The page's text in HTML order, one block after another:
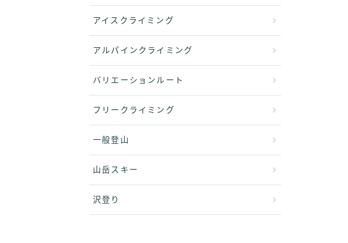
アイスクライミング
アルパインクライミング
バリエーションルート
フリークライミング
一般登山
山岳スキー
沢登り